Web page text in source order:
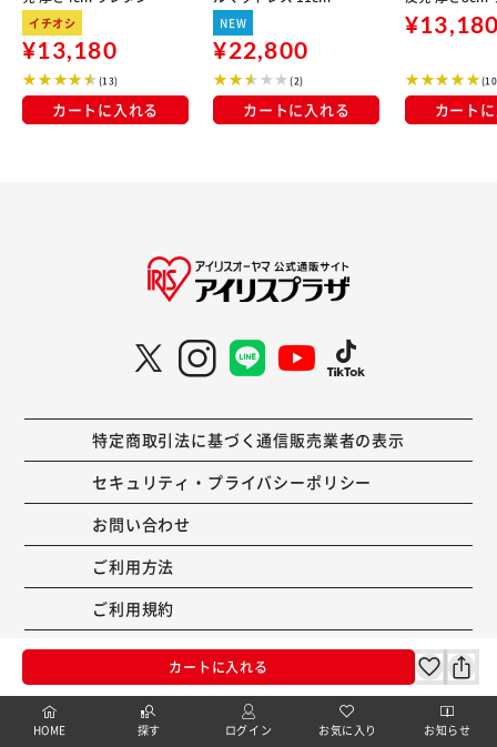
カートに入れる
リバーシブルカバー M
ATK4-D
イチオシ
¥13,180
(13)
カートに入れる
MTS11HR-3D ダブル
NEW
¥22,800
(2)
カートに入れる
リバーシブル
カート
特定商取引法に基づく通信販売業者の表示
セキュリティ・プライバシーポリシー
お問い合わせ
ご利用方法
ご利用規約
コーポレートサイト
HOME 探す ログイン お気に入り お知らせ